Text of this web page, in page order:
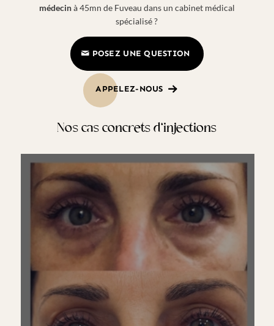
médecinà 45mn de Fuveau dans un cabinet médical
spécialisé ?
POSEZ UNE QUESTION
APPELEZ-NOUS
Nos cas concrets d‘injections